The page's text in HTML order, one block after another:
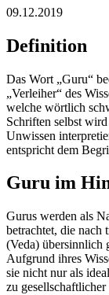
09.12.2019
Definition
Das Wort „Guru“
„Verleiher“ des
welche wörtlich
Schriften selbst
Unwissen
entspricht dem
Guru im
Gurus werden als
betrachtet, die nach
(Veda) übersinnlich
Aufgrund ihres
sie nicht nur als
zu